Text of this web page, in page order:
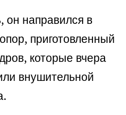
он направился в
приготовленный
которые вчера
внушительной